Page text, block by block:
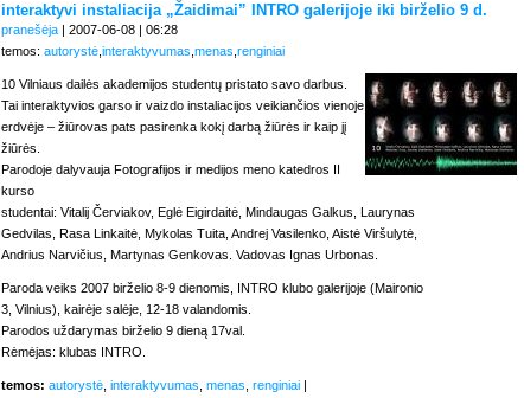
interaktyvi instaliacija „Žaidimai” INTRO galerijoje iki birželio 9 d.
pranešėja | 2007-06-08 | 06:28
temos: autorystė interaktyvumas menas renginiai
10 Vilniaus dailės akademijos studentų pristato savo darbus.
Tai interaktyvios garso ir vaizdo instaliacijos veikiančios vienoje
erdvėje – žiūrovas pats pasirenka kokį darbą žiūrės ir kaip jį
žiūrės.
Parodoje dalyvauja Fotografijos ir medijos meno katedros II
kurso
studentai: Vitalij Červiakov, Eglė Eigirdaitė, Mindaugas Galkus, Laurynas
Gedvilas, Rasa Linkaitė, Mykolas Tuita, Andrej Vasilenko, Aistė Viršulytė,
Andrius Narvičius, Martynas Genkovas. Vadovas Ignas Urbonas.
Paroda veiks 2007 birželio 8-9 dienomis, INTRO klubo galerijoje (Maironio
3, Vilnius), kairėje salėje, 12-18 valandomis.
Parodos uždarymas birželio 9 dieną 17val.
Rėmėjas: klubas INTRO.
temos: autorystė interaktyvumas menas renginiai |